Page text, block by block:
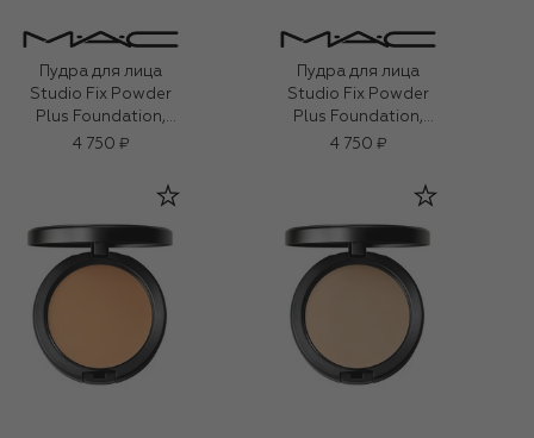
Пудра для лица
Studio Fix Powder
Plus Foundation,
оттенок N4.5 (12g)
4 750 ₽
Пудра для лица
Studio Fix Powder
Plus Foundation,
оттенок N6 (12g)
4 750 ₽